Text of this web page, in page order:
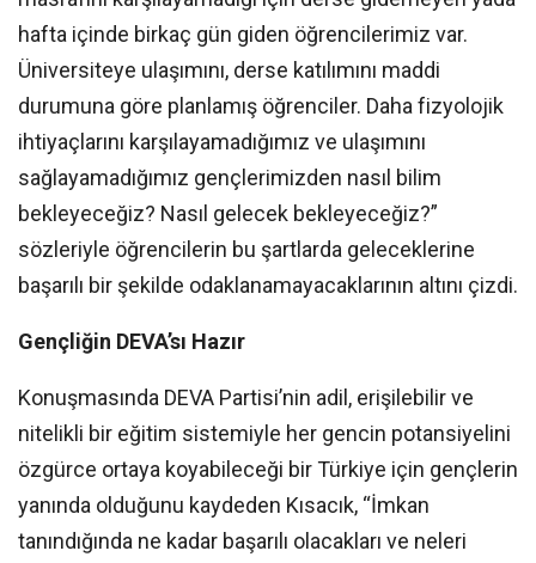
hafta içinde birkaç gün giden öğrencilerimiz var.
Üniversiteye ulaşımını, derse katılımını maddi
durumuna göre planlamış öğrenciler. Daha fizyolojik
ihtiyaçlarını karşılayamadığımız ve ulaşımını
sağlayamadığımız gençlerimizden nasıl bilim
bekleyeceğiz? Nasıl gelecek bekleyeceğiz?”
sözleriyle öğrencilerin bu şartlarda geleceklerine
başarılı bir şekilde odaklanamayacaklarının altını çizdi.
Gençliğin DEVA’sı Hazır
Konuşmasında DEVA Partisi’nin adil, erişilebilir ve
nitelikli bir eğitim sistemiyle her gencin potansiyelini
özgürce ortaya koyabileceği bir Türkiye için gençlerin
yanında olduğunu kaydeden Kısacık, “İmkan
tanındığında ne kadar başarılı olacakları ve neleri